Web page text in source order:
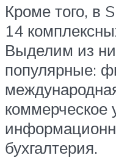
Кроме того, в
14
Выделим из
популярные:
коммерческое
бухгалтерия.